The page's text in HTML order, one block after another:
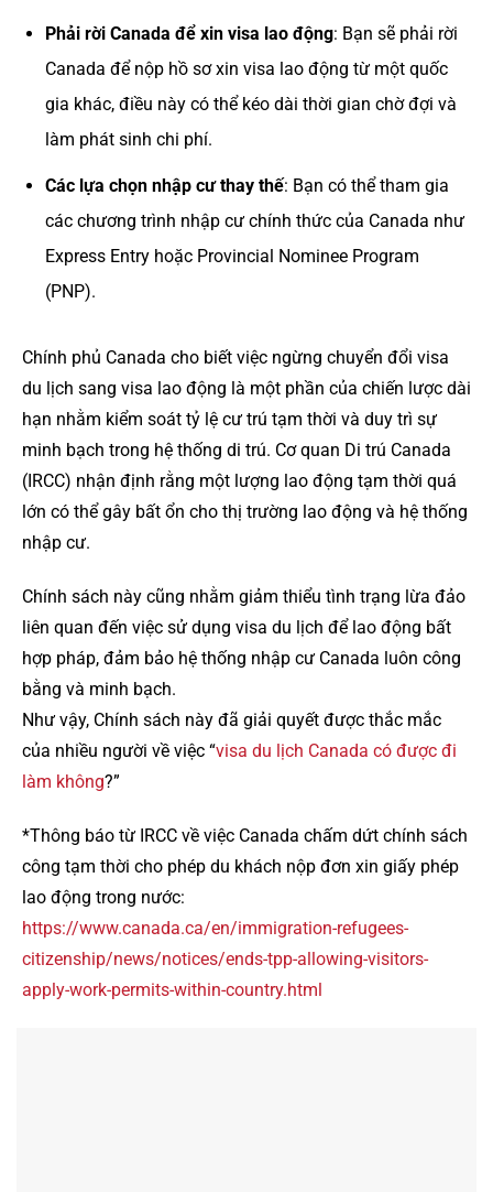
Phải rời Canada để xin visa lao động: Bạn sẽ phải rời
Canada để nộp hồ sơ xin visa lao động từ một quốc
gia khác, điều này có thể kéo dài thời gian chờ đợi và
làm phát sinh chi phí.
Các lựa chọn nhập cư thay thế: Bạn có thể tham gia
các chương trình nhập cư chính thức của Canada như
Express Entry hoặc Provincial Nominee Program
(PNP).
Chính phủ Canada cho biết việc ngừng chuyển đổi visa
du lịch sang visa lao động là một phần của chiến lược dài
hạn nhằm kiểm soát tỷ lệ cư trú tạm thời và duy trì sự
minh bạch trong hệ thống di trú. Cơ quan Di trú Canada
(IRCC) nhận định rằng một lượng lao động tạm thời quá
lớn có thể gây bất ổn cho thị trường lao động và hệ thống
nhập cư.
Chính sách này cũng nhằm giảm thiểu tình trạng lừa đảo
liên quan đến việc sử dụng visa du lịch để lao động bất
hợp pháp, đảm bảo hệ thống nhập cư Canada luôn công
bằng và minh bạch.
Như vậy, Chính sách này đã giải quyết được thắc mắc
của nhiều người về việc “visa du lịch Canada có được đi
làm không?”
*Thông báo từ IRCC về việc Canada chấm dứt chính sách
công tạm thời cho phép du khách nộp đơn xin giấy phép
lao động trong nước:
https://www.canada.ca/en/immigration-refugees-
citizenship/news/notices/ends-tpp-allowing-visitors-
apply-work-permits-within-country.html